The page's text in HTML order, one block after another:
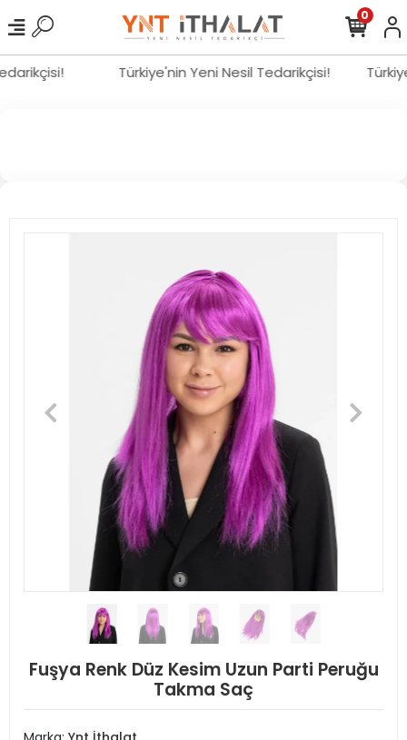
Türkiye'nin Yeni Nesil Tedarikçisi!
0
Fuşya Renk Düz Kesim Uzun Parti Peruğu
Takma Saç